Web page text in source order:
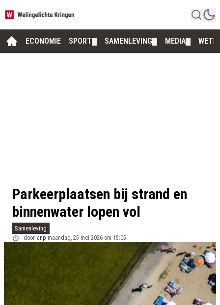
ECONOMIE SPORT SAMENLEVING MEDIA
Parkeerplaatsen bij strand en
binnenwater lopen vol
Samenleving
door anp maandag, 25 mei 2026 om 15:05